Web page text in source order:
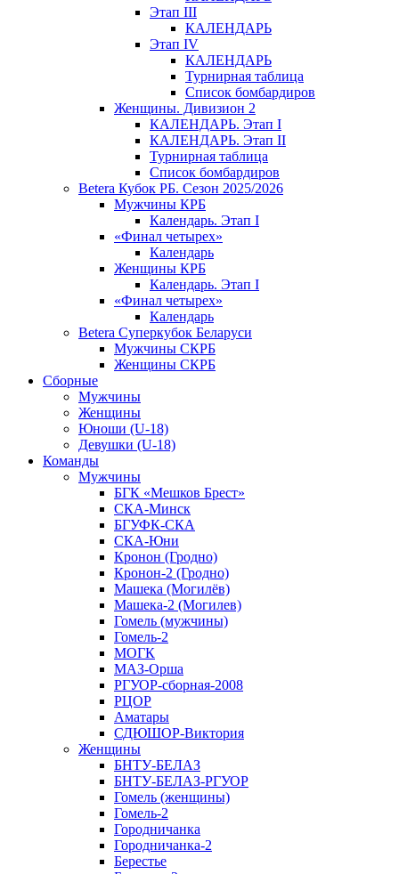
Этап III
КАЛЕНДАРЬ
Этап IV
КАЛЕНДАРЬ
Турнирная таблица
Список бомбардиров
Женщины. Дивизион 2
КАЛЕНДАРЬ. Этап I
КАЛЕНДАРЬ. Этап II
Турнирная таблица
Список бомбардиров
Betera Кубок РБ. Сезон 2025/2026
Мужчины КРБ
Календарь. Этап I
«Финал четырех»
Календарь
Женщины КРБ
Календарь. Этап I
«Финал четырех»
Календарь
Betera Суперкубок Беларуси
Мужчины СКРБ
Женщины СКРБ
Сборные
Мужчины
Женщины
Юноши (U-18)
Девушки (U-18)
Команды
Мужчины
БГК «Мешков Брест»
СКА-Минск
БГУФК-СКА
СКА-Юни
Кронон (Гродно)
Кронон-2 (Гродно)
Машека (Могилёв)
Машека-2 (Могилев)
Гомель (мужчины)
Гомель-2
МОГК
МАЗ-Орша
РГУОР-сборная-2008
РЦОР
Аматары
СДЮШОР-Виктория
Женщины
БНТУ-БЕЛАЗ
БНТУ-БЕЛАЗ-РГУОР
Гомель (женщины)
Гомель-2
Городничанка
Городничанка-2
Берестье